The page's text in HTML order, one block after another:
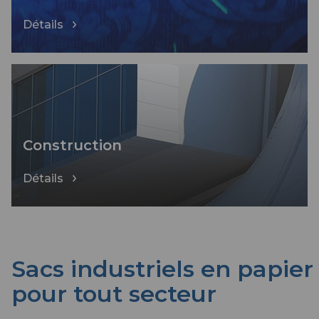
Détails
Construction
Détails
Sacs industriels en papier
pour tout secteur